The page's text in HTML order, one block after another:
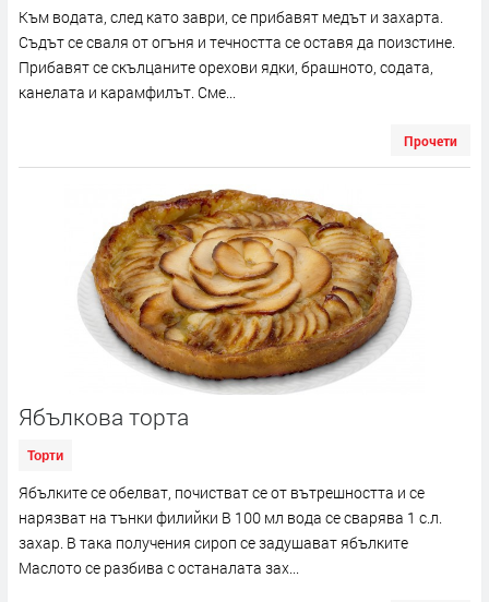
Към водата, след като заври, се прибавят медът и захарта.
Съдът се сваля от огъня и течността се оставя да поизстине.
Прибавят се скълцаните орехови ядки, брашното, содата,
канелата и карамфилът. Сме...
Прочети
Ябълкова торта
Торти
Ябълките се обелват, почистват се от вътрешността и се
нарязват на тънки филийки В 100 мл вода се сварява 1 с.л.
захар. В така получения сироп се задушават ябълките
Маслото се разбива с останалата зах...